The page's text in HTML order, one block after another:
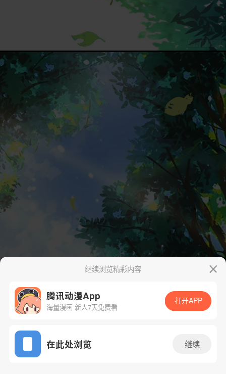
App免费看
继续浏览精彩内容
腾讯动漫App
海量漫画 新人7天免费看
打开APP
在此处浏览 继续